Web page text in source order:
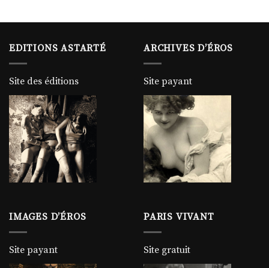
EDITIONS ASTARTÉ
Site des éditions
ARCHIVES D’ÉROS
Site payant
IMAGES D’ÉROS
Site payant
PARIS VIVANT
Site gratuit